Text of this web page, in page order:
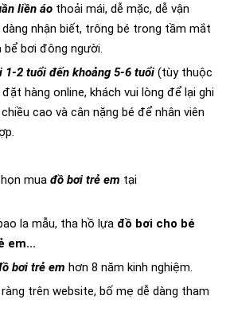
liền áo thoải mái, dễ mặc, dễ vận
nhận biết, trông bé trong tầm mắt
bơi đông người.
1-2 tuổi đến khoảng 5-6 tuổi (tùy thuộc
hàng online, khách vui lòng để lại ghi
cao và cân nặng bé để nhân viên
mua đồ bơi trẻ em tại
la mẫu, tha hồ lựa đồ bơi cho bé
em...
bơi trẻ em hơn 8 năm kinh nghiệm.
trên website, bố mẹ dễ dàng tham